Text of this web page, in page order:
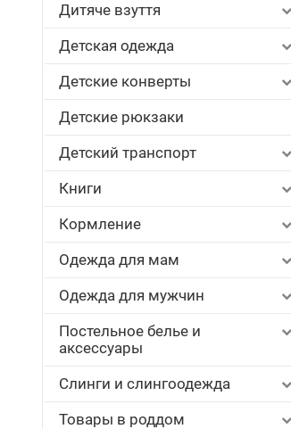
Дитяче взуття
Детская одежда
Детские конверты
Детские рюкзаки
Детский транспорт
Книги
Кормление
Одежда для мам
Одежда для мужчин
Постельное белье и
аксессуары
Слинги и слингоодежда
Товары в роддом